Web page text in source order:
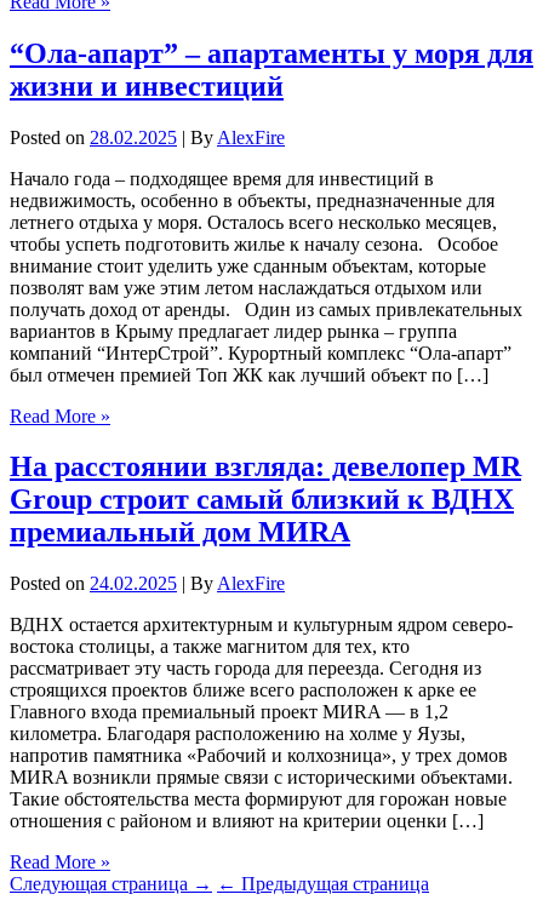
“Ола-апарт” – апартаменты у моря для
жизни и инвестиций
Posted on 28.02.2025 | By AlexFire
Начало года – подходящее время для инвестиций в
недвижимость, особенно в объекты, предназначенные для
летнего отдыха у моря. Осталось всего несколько месяцев,
чтобы успеть подготовить жилье к началу сезона. Особое
внимание стоит уделить уже сданным объектам, которые
позволят вам уже этим летом наслаждаться отдыхом или
получать доход от аренды. Один из самых привлекательных
вариантов в Крыму предлагает лидер рынка – группа
компаний “ИнтерСтрой”. Курортный комплекс “Ола-апарт”
был отмечен премией Топ ЖК как лучший объект по […]
Read More »
На расстоянии взгляда: девелопер MR
Group строит самый близкий к ВДНХ
премиальный дом MИRA
Posted on 24.02.2025 | By AlexFire
ВДНХ остается архитектурным и культурным ядром северо-
востока столицы, а также магнитом для тех, кто
рассматривает эту часть города для переезда. Сегодня из
строящихся проектов ближе всего расположен к арке ее
Главного входа премиальный проект MИRA — в 1,2
километра. Благодаря расположению на холме у Яузы,
напротив памятника «Рабочий и колхозница», у трех домов
MИRA возникли прямые связи с историческими объектами.
Такие обстоятельства места формируют для горожан новые
отношения с районом и влияют на критерии оценки […]
Read More »
Следующая страница → ← Предыдущая страница